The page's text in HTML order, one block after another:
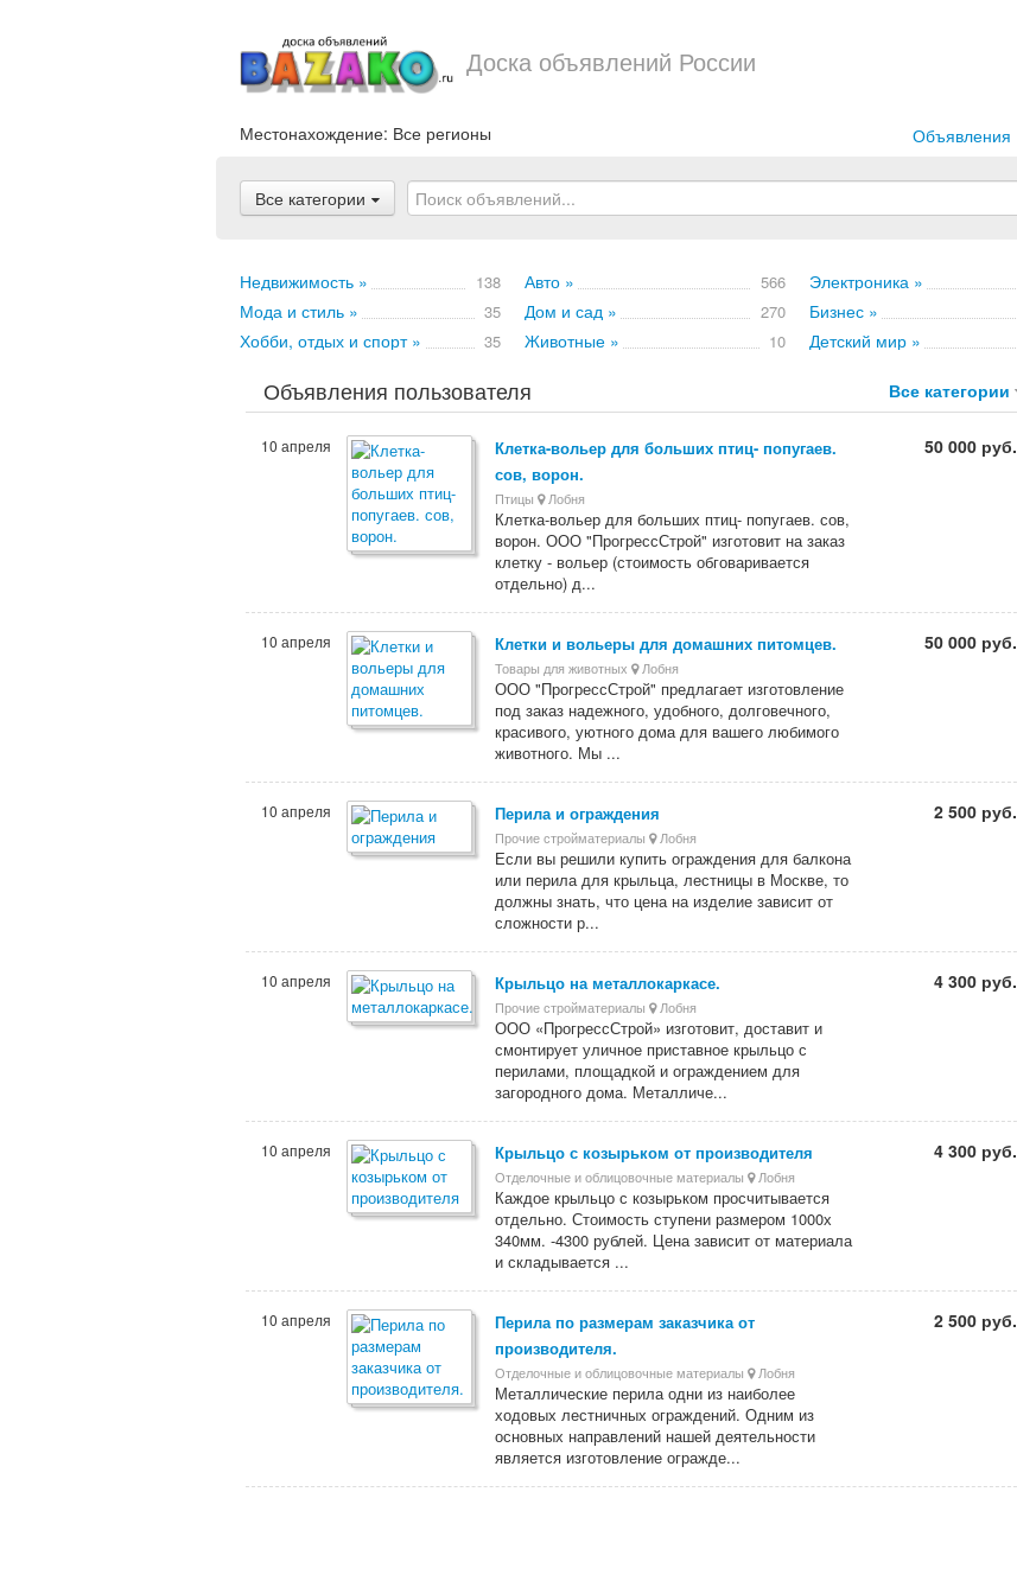
Доска объявлений России
Местонахождение: Все регионы Объявления
Все категории
Недвижимость » 138 Авто » 566 Электроника »
Мода и стиль » 35 Дом и сад » 270 Бизнес »
Хобби, отдых и спорт » 35 Животные » 10 Детский мир »
Объявления пользователя Все категории
10 апреля
Клетка-вольер для больших птиц- попугаев.
сов, ворон.
Птицы Лобня
Клетка-вольер для больших птиц- попугаев. сов,
ворон. ООО "ПрогрессСтрой" изготовит на заказ
клетку - вольер (стоимость обговаривается
отдельно) д...
50 000 руб.
10 апреля Клетки и вольеры для домашних питомцев.
Товары для животных Лобня
ООО "ПрогрессСтрой" предлагает изготовление
под заказ надежного, удобного, долговечного,
красивого, уютного дома для вашего любимого
животного. Мы ...
50 000 руб.
10 апреля Перила и ограждения
Прочие стройматериалы Лобня
Если вы решили купить ограждения для балкона
или перила для крыльца, лестницы в Москве, то
должны знать, что цена на изделие зависит от
сложности р...
2 500 руб.
10 апреля Крыльцо на металлокаркасе.
Прочие стройматериалы Лобня
ООО «ПрогрессСтрой» изготовит, доставит и
смонтирует уличное приставное крыльцо с
перилами, площадкой и ограждением для
загородного дома. Металличе...
4 300 руб.
10 апреля Крыльцо с козырьком от производителя
Отделочные и облицовочные материалы Лобня
Каждое крыльцо с козырьком просчитывается
отдельно. Стоимость ступени размером 1000х
340мм. -4300 рублей. Цена зависит от материала
и складывается ...
4 300 руб.
10 апреля
Перила по размерам заказчика от
производителя.
Отделочные и облицовочные материалы Лобня
Металлические перила одни из наиболее
ходовых лестничных ограждений. Одним из
основных направлений нашей деятельности
является изготовление огражде...
2 500 руб.